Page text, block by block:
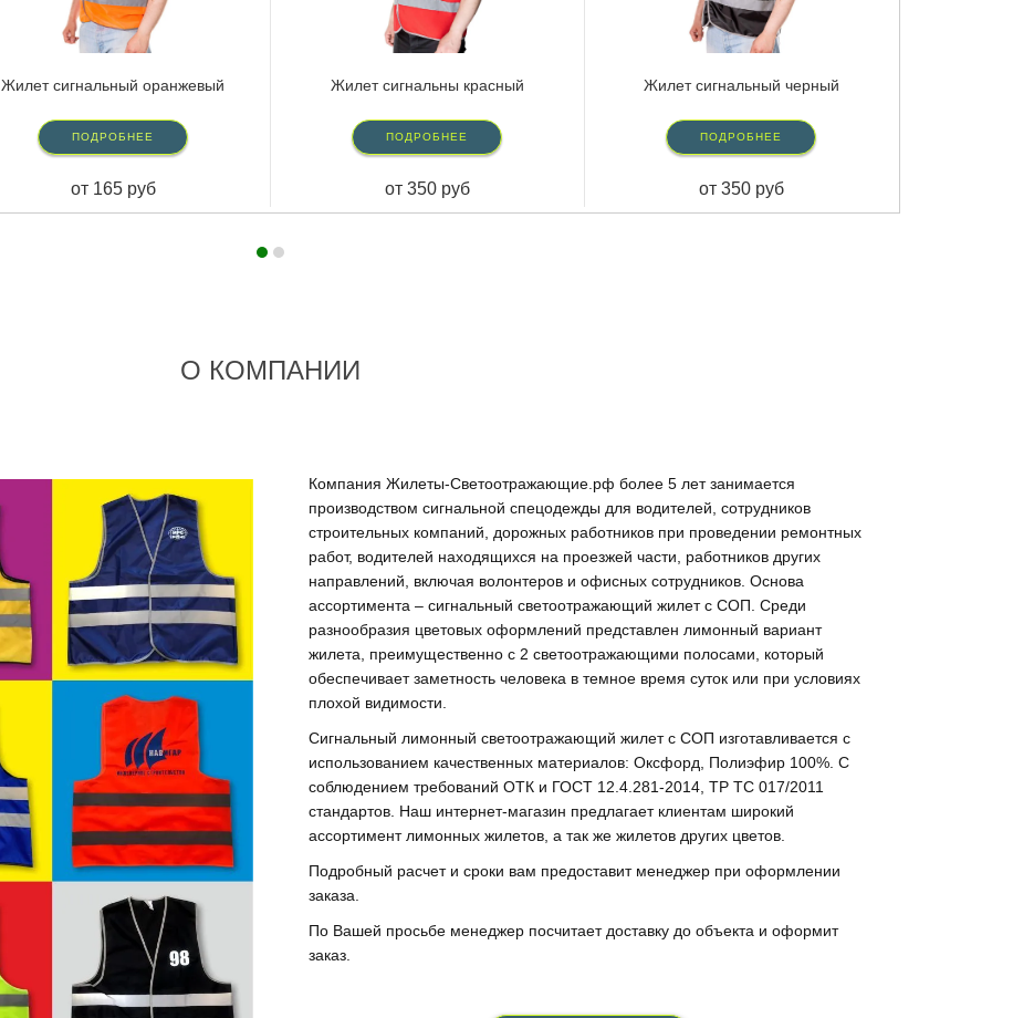
Жилет сигнальный оранжевый
ПОДРОБНЕЕ
от 165 руб
Жилет сигнальны красный
ПОДРОБНЕЕ
от 350 руб
Жилет сигнальный черный
ПОДРОБНЕЕ
от 350 руб
О КОМПАНИИ
Компания Жилеты-Светоотражающие.рф более 5 лет занимается
производством сигнальной спецодежды для водителей, сотрудников
строительных компаний, дорожных работников при проведении ремонтных
работ, водителей находящихся на проезжей части, работников других
направлений, включая волонтеров и офисных сотрудников. Основа
ассортимента – сигнальный светоотражающий жилет с СОП. Среди
разнообразия цветовых оформлений представлен лимонный вариант
жилета, преимущественно с 2 светоотражающими полосами, который
обеспечивает заметность человека в темное время суток или при условиях
плохой видимости.
Сигнальный лимонный светоотражающий жилет с СОП изготавливается с
использованием качественных материалов: Оксфорд, Полиэфир 100%. С
соблюдением требований ОТК и ГОСТ 12.4.281-2014, ТР ТС 017/2011
стандартов. Наш интернет-магазин предлагает клиентам широкий
ассортимент лимонных жилетов, а так же жилетов других цветов.
Подробный расчет и сроки вам предоставит менеджер при оформлении
заказа.
По Вашей просьбе менеджер посчитает доставку до объекта и оформит
заказ.